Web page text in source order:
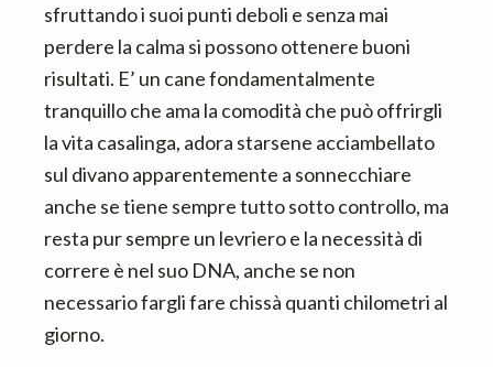
sfruttando i suoi punti deboli e senza mai
perdere la calma si possono ottenere buoni
risultati. E’ un cane fondamentalmente
tranquillo che ama la comodità che può offrirgli
la vita casalinga, adora starsene acciambellato
sul divano apparentemente a sonnecchiare
anche se tiene sempre tutto sotto controllo, ma
resta pur sempre un levriero e la necessità di
correre è nel suo DNA, anche se non
necessario fargli fare chissà quanti chilometri al
giorno.